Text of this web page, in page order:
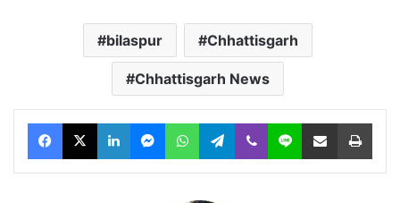
bilaspur Chhattisgarh
Chhattisgarh News
Facebook
X LinkedInMessengerWhatsAppTelegram
Viber Line Share via Email Print